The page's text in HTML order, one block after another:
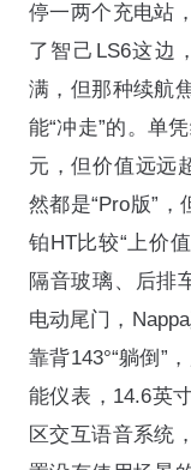
停一两个充电站
了智己LS6这边
满，但那种续航
能“冲走”的。单
元，但价值远远
然都是“Pro版”，
铂HT比较“上价
隔音玻璃、后排
电动尾门，
靠背143°“躺倒”
能仪表，14.6英
区交互语音系统